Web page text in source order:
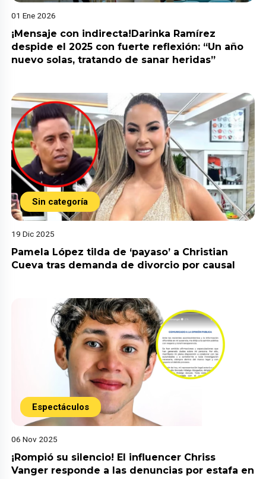
01 Ene 2026
¡Mensaje con indirecta!Darinka Ramírez
despide el 2025 con fuerte reflexión: “Un año
nuevo solas, tratando de sanar heridas”
Sin categoría
19 Dic 2025
Pamela López tilda de ‘payaso’ a Christian
Cueva tras demanda de divorcio por causal
Espectáculos
06 Nov 2025
¡Rompió su silencio! El influencer Chriss
Vanger responde a las denuncias por estafa en